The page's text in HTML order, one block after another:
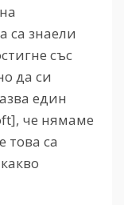
са знаели
със
да си
един
че нямаме
това са